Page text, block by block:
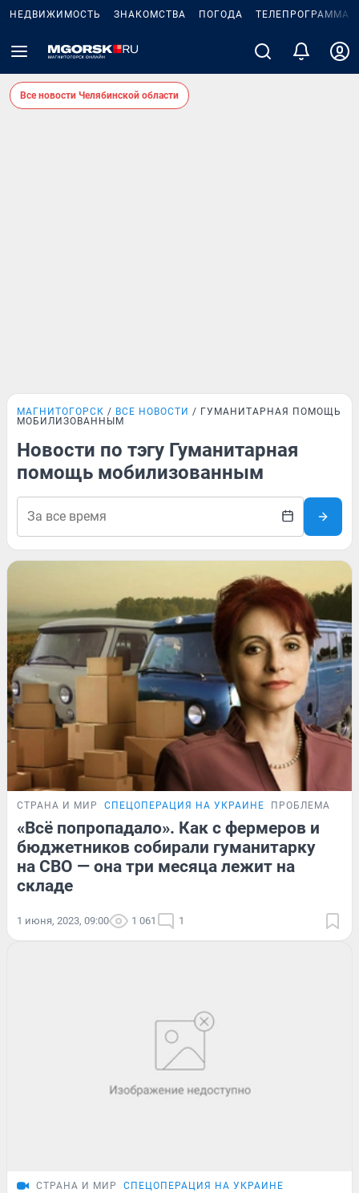
НЕДВИЖИМОСТЬ ЗНАКОМСТВА ПОГОДА ТЕЛЕПРОГРАММА
Все новости Челябинской области
МАГНИТОГОРСК ВСЕ НОВОСТИ
ГУМАНИТАРНАЯ ПОМОЩЬ
МОБИЛИЗОВАННЫМ
Новости по тэгу Гуманитарная
помощь мобилизованным
СТРАНА И МИР СПЕЦОПЕРАЦИЯ НА УКРАИНЕ ПРОБЛЕМА
«Всё попропадало». Как с фермеров и
бюджетников собирали гуманитарку
на СВО — она три месяца лежит на
складе
1 июня, 2023, 09:00 1 061 1
СТРАНА И МИР СПЕЦОПЕРАЦИЯ НА УКРАИНЕ